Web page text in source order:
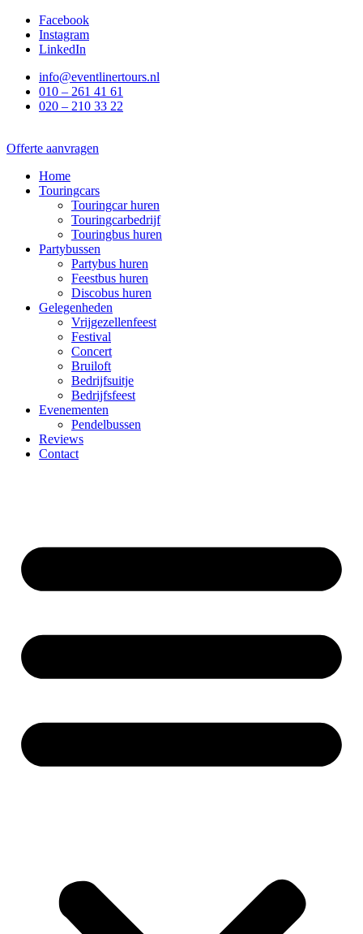
naar
Facebook
Instagram
LinkedIn
info@eventlinertours.nl
010 – 261 41 61
020 – 210 33 22
Offerte aanvragen
Home
Touringcars
Touringcar huren
Touringcarbedrijf
Touringbus huren
Partybussen
Partybus huren
Feestbus huren
Discobus huren
Gelegenheden
Vrijgezellenfeest
Festival
Concert
Bruiloft
Bedrijfsuitje
Bedrijfsfeest
Evenementen
Pendelbussen
Reviews
Contact